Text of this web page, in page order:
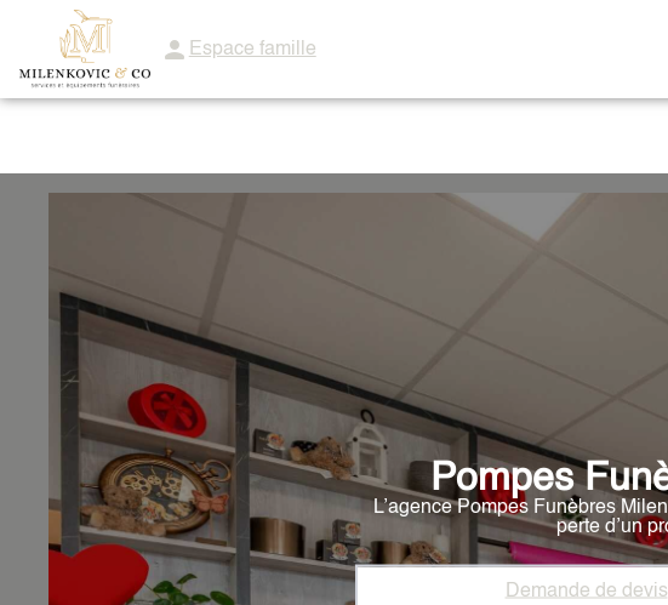
Espace famille
ORGANISER DES OBSÈQUESSERVICES AUX FAMILLES
Pompes
L’agence Pompes Funèbres
perte d’un
Demande de devis